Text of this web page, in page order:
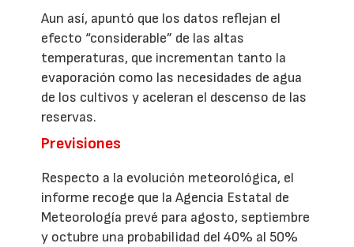
Aun así, apuntó que los datos reflejan el
efecto “considerable” de las altas
temperaturas, que incrementan tanto la
evaporación como las necesidades de agua
de los cultivos y aceleran el descenso de las
reservas.
Previsiones
Respecto a la evolución meteorológica, el
informe recoge que la Agencia Estatal de
Meteorología prevé para agosto, septiembre
y octubre una probabilidad del 40% al 50%